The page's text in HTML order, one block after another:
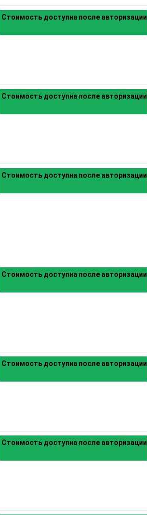
Стоимость доступна после авторизации
Стоимость доступна после авторизации
Стоимость доступна после авторизации
Стоимость доступна после авторизации
Стоимость доступна после авторизации
Стоимость доступна после авторизации